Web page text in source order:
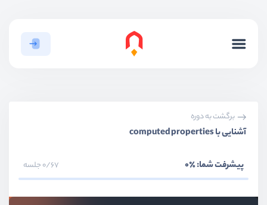
برگشت به دوره
آشنایی با computed properties
پیشرفت شما:٪0 0/67 جلسه
بخش اول معرفی livewire